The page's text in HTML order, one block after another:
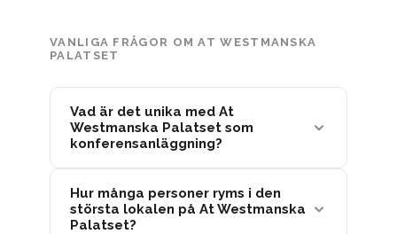
VANLIGA FRÅGOR OM AT WESTMANSKA
PALATSET
Vad är det unika med At
Westmanska Palatset som
konferensanläggning?
Hur många personer ryms i den
största lokalen på At Westmanska
Palatset?